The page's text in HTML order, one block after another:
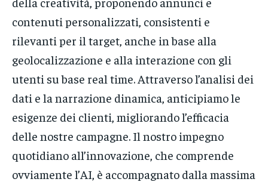
contenuti personalizzati, consistenti e
rilevanti per il target, anche in base alla
geolocalizzazione e alla interazione con gli
utenti su base real time. Attraverso l’analisi dei
dati e la narrazione dinamica, anticipiamo le
esigenze dei clienti, migliorando l’efficacia
delle nostre campagne. Il nostro impegno
quotidiano all’innovazione, che comprende
ovviamente l’AI, è accompagnato dalla massima